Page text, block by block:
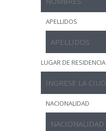
APELLIDOS
LUGAR DE RESIDENCIA
NACIONALIDAD